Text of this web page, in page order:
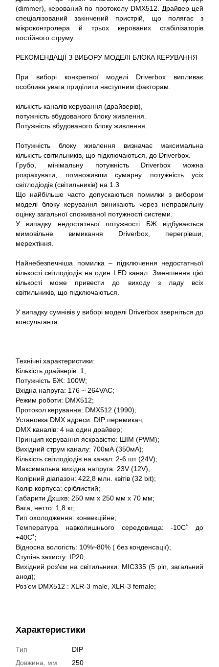
(dimmer), керований по протоколу DMX512. Драйвер цей
спеціалізований закінчений пристрій, що полягає з
мікроконтролера й трьох керованих стабілізаторів
постійного струму.
РЕКОМЕНДАЦІЇ З ВИБОРУ МОДЕЛІ БЛОКА КЕРУВАННЯ
При виборі конкретної моделі Driverbox випливає
особлива увага приділити наступним факторам:
кількість каналів керування (драйверів),
потужність вбудованого блоку живлення.
Потужність вбудованого блоку живлення.
Потужність блоку живлення визначає максимальна
кількість світильників, що підключаються, до Driverbox.
Грубо, мінімальну потужність Driverbox можна
розрахувати, помноживши сумарну потужність усіх
світлодіодів (світильників) на 1.3
Що найбільше часто допускаються помилки з вибором
моделі блоку керування виникають через неправильну
оцінку загальної споживаної потужності системи.
У випадку недостатньої потужності БЖ відбувається
мимовільне вимикання Driverbox, перегрівши,
мерехтіння.
Найнебезпечніша помилка – підключення недостатньої
кількості світлодіодів на один LED канал. Зменшення цієї
кількості може привести до виходу з ладу всіх
світильників, що підключаються.
У випадку сумнівів у виборі моделі Driverbox зверніться до
консультанта.
Технічні характеристики:
Кількість драйверів: 1;
Потужність БЖ: 100W;
Вхідна напруга: 176 ~ 264VAC;
Режим роботи: DMX512;
Протокол керування: DMX512 (1990);
Установка DMX адреси: DIP перемикач;
DMX каналів: 4 на один драйвер;
Принцип керування яскравістю: ШІМ (PWM);
Вихідний струм каналу: 700мА (350мА);
Кількість світлодіодів на канал: 2-6 шт (24V);
Максимальна вихідна напруга: 23V (12V);
Колірний діапазон: 422,8 млн. квітів (32 bit);
Колір корпуса: сріблистий;
Габарити Дхшхв: 250 мм х 250 мм х 70 мм;
Вага, нетто: 1,8 кг;
Тип охолодження: конвекційне;
Температура навколишнього середовища: -10С˚ до
+40С˚;
Відносна вологість: 10%~80% ( без конденсації);
Ступінь захисту: IP20;
Вихідний роз’єм на світильники: MIC335 (5 pin, загальний
анод);
Роз’єм DMX512 : XLR-3 male, XLR-3 female;
Характеристики
Тип
DIP
Довжина, мм
250